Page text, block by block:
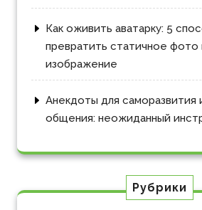
Как оживить аватарку: 5
превратить статичное
изображение
Анекдоты для саморазвития
общения: неожиданный
Рубрики